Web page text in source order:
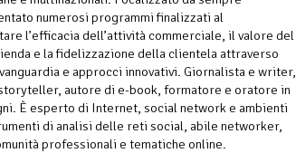
numerosi programmi finalizzati al
l’efficacia dell’attività commerciale, il valore del
e la fidelizzazione della clientela attraverso
e approcci innovativi. Giornalista e writer,
autore di e-book, formatore e oratore in
È esperto di Internet, social network e ambienti
di analisi delle reti social, abile networker,
professionali e tematiche online.